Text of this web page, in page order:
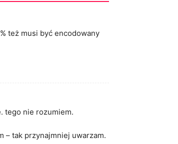
też musi być encodowany
tego nie rozumiem.
– tak przynajmniej uwarzam.